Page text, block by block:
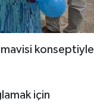
konseptiyle
için